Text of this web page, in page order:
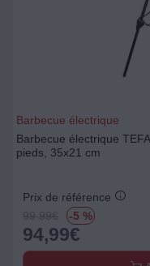
Barbecue électrique
Barbecue électrique
pieds, 35x21 cm
Prix de référence
99.99€ -5 %
94,99€